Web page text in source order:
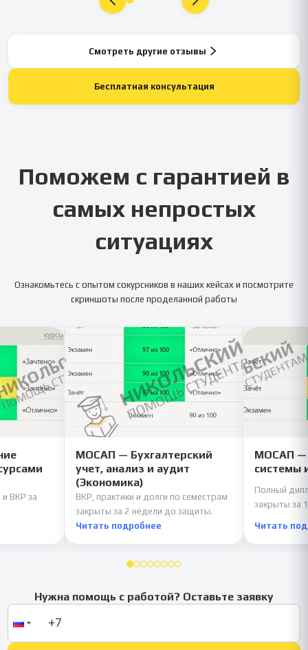
Смотреть другие отзывы
Бесплатная консультация
Поможем с гарантией в
самых непростых
ситуациях
Ознакомьтесь с опытом сокурсников в наших кейсах и посмотрите
скриншоты после проделанной работы
и ВКР за
МОСАП — Бухгалтерский
учет, анализ и аудит
(Экономика)
ВКР, практики и долги по семестрам
закрыты за 2 недели до защиты.
Читать подробнее
МОСАП —
системы
Полный
закрыты за
Читать
Нужна помощь с работой? Оставьте заявку